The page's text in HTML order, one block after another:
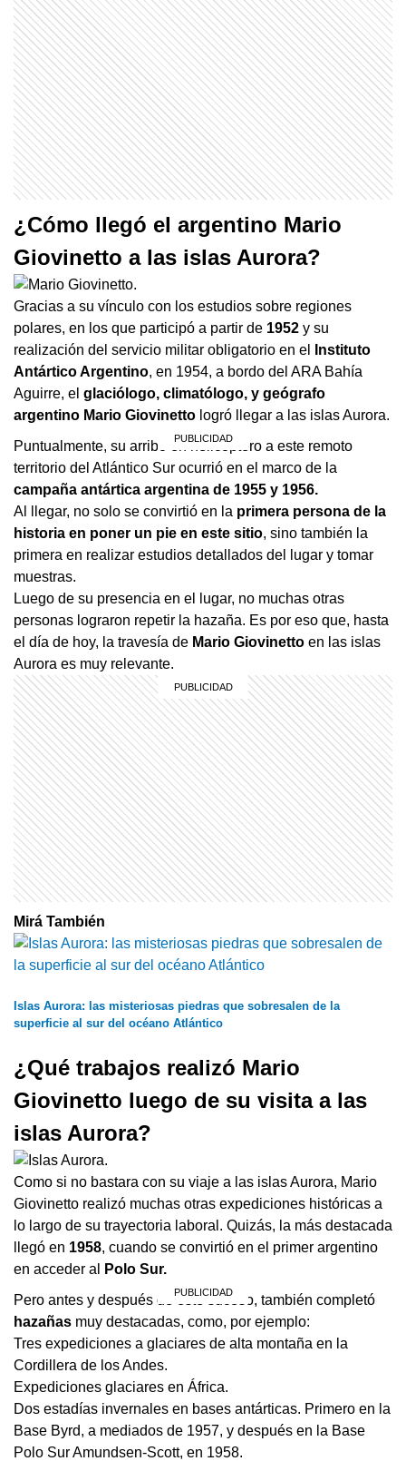
¿Cómo llegó el argentino Mario
Giovinetto a las islas Aurora?
Gracias a su vínculo con los estudios sobre regiones
polares, en los que participó a partir de 1952 y su
realización del servicio militar obligatorio en el
Instituto
Antártico Argentino, en 1954, a bordo del ARA Bahía
Aguirre, el glaciólogo, climatólogo, y geógrafo
argentino Mario Giovinetto logró llegar a las islas Aurora.
Puntualmente, su arribo en helicóptero a este remoto
territorio del Atlántico Sur ocurrió en el marco de la
campaña antártica argentina de 1955 y 1956.
Al llegar, no solo se convirtió en la primera persona de la
historia en poner un pie en este sitio, sino también la
primera en realizar estudios detallados del lugar y tomar
muestras.
Luego de su presencia en el lugar, no muchas otras
personas lograron repetir la hazaña. Es por eso que, hasta
el día de hoy, la travesía de Mario Giovinetto en las islas
Aurora es muy relevante.
Mirá También
Islas Aurora: las misteriosas piedras que sobresalen de la
superficie al sur del océano Atlántico
¿Qué trabajos realizó Mario
Giovinetto luego de su visita a las
islas Aurora?
Como si no bastara con su viaje a las islas Aurora, Mario
Giovinetto realizó muchas otras expediciones históricas a
lo largo de su trayectoria laboral. Quizás, la más destacada
llegó en 1958, cuando se convirtió en el primer argentino
en acceder al
Polo Sur.
Pero antes y después de este suceso, también completó
hazañas muy destacadas, como, por ejemplo:
Tres expediciones a glaciares de alta montaña en la
Cordillera de los Andes.
Expediciones glaciares en África.
Dos estadías invernales en bases antárticas. Primero en la
Base Byrd, a mediados de 1957, y después en la Base
Polo Sur Amundsen-Scott, en 1958.